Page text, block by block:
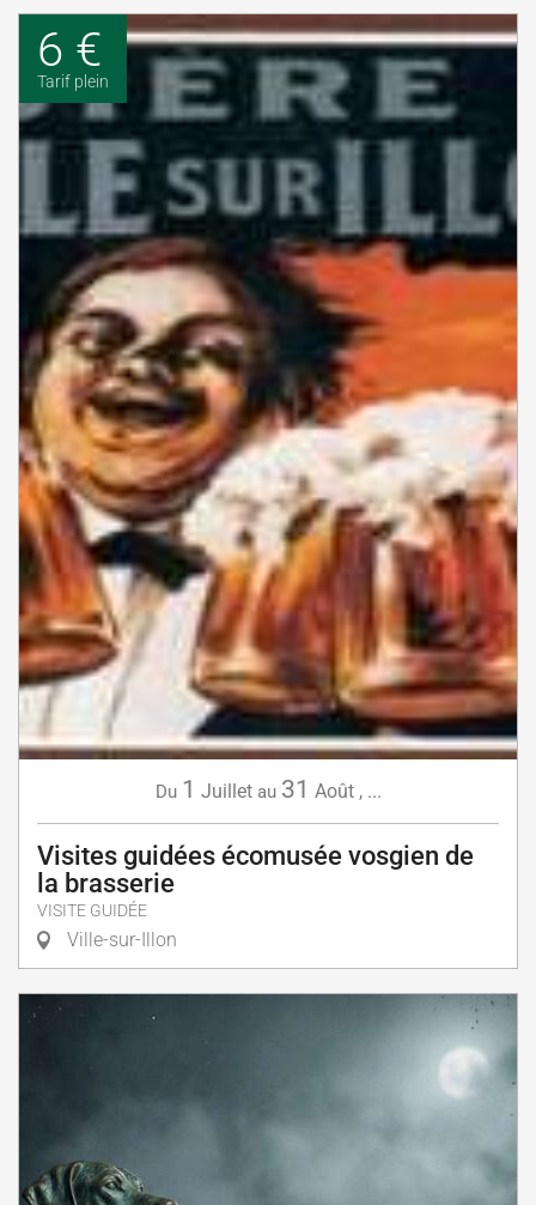
6 €
Tarif plein
Du 1 Juillet au 31 Août, ...
Visites guidées écomusée vosgien de
la brasserie
VISITE GUIDÉE
Ville-sur-Illon